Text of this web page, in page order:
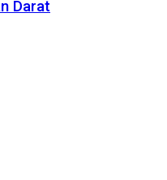
Darat